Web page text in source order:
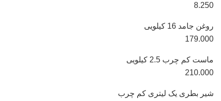
8.250
روغن جامد 16 کیلویی
179.000
ماست کم چرب 2.5 کیلویی
210.000
شیر بطری یک لیتری کم چرب